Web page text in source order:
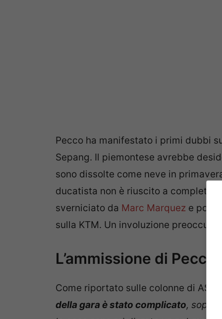
Pecco ha manifestato i primi dubbi
Sepang. Il piemontese avrebbe
sono dissolte come neve in
ducatista non è riuscito a completare
sverniciato da Marc Marquez e poi
sulla KTM. Un involuzione
L’ammissione di Pecco
Come riportato sulle colonne di AS il
della gara è stato complicato,